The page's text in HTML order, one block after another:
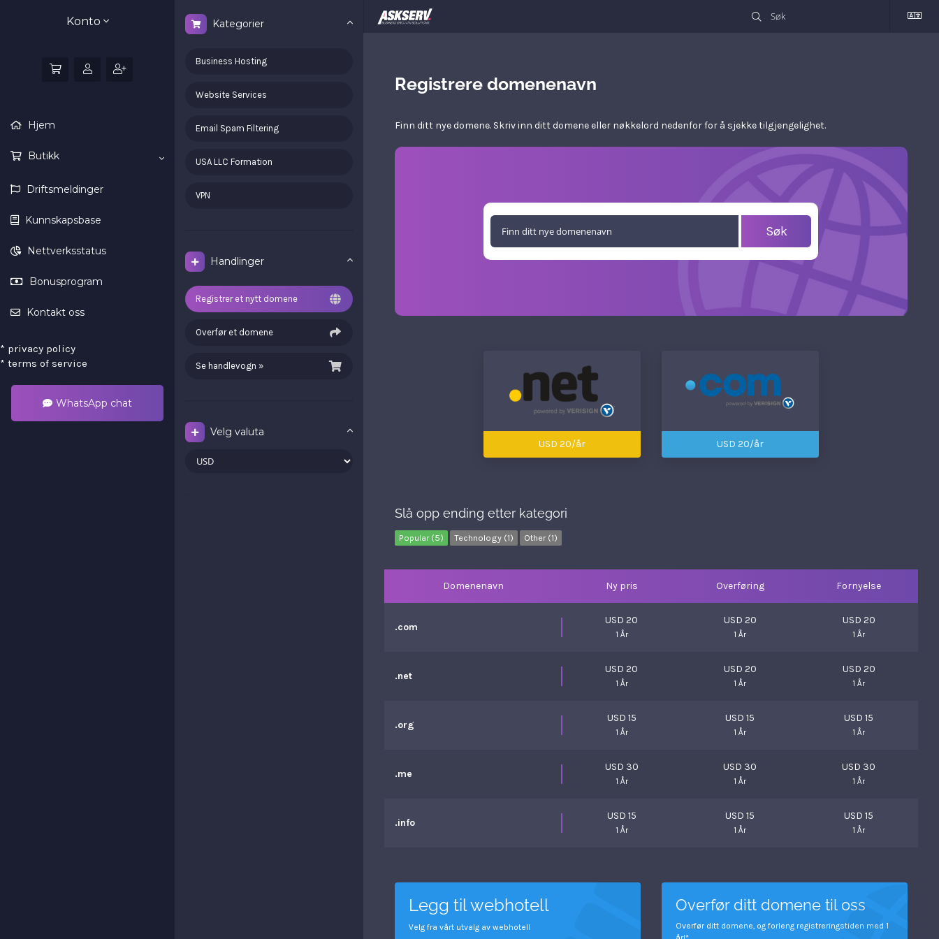
Konto
Hjem
Butikk
Driftsmeldinger
Kunnskapsbase
Nettverksstatus
Bonusprogram
Kontakt oss
* privacy policy
* terms of service
WhatsApp chat
Kategorier
Business Hosting
Website Services
Email Spam Filtering
USA LLC Formation
VPN
Handlinger
Registrer et nytt domene
Overfør et domene
Se handlevogn »
Velg valuta
Registrere domenenavn
Finn ditt nye domene. Skriv inn ditt domene eller nøkkelord nedenfor for å sjekke tilgjengelighet.
Søk
USD 20/år USD 20/år
Slå opp ending etter kategori
Popular (5) Technology (1) Other (1)
Domenenavn Ny pris Overføring Fornyelse
.com
USD 20
1 År
USD 20
1 År
USD 20
1 År
.net
USD 20
1 År
USD 20
1 År
USD 20
1 År
.org
USD 15
1 År
USD 15
1 År
USD 15
1 År
.me
USD 30
1 År
USD 30
1 År
USD 30
1 År
.info
USD 15
1 År
USD 15
1 År
USD 15
1 År
Legg til webhotell
Velg fra vårt utvalg av webhotell
Overfør ditt domene til oss
Overfør ditt domene, og forleng registreringstiden med 1